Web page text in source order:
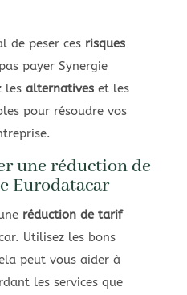
de peser ces risques
payer Synergie
les alternativeset les
pour résoudre vos
une réduction de
Eurodatacar
réduction de tarif
Utilisez les bons
peut vous aider à
les services que